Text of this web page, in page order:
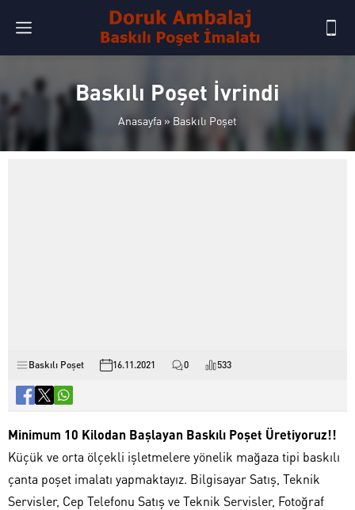
Baskılı Poşet İvrindi
Anasayfa » Baskılı Poşet
Baskılı Poşet 16.11.2021 0 533
Minimum 10 Kilodan Başlayan Baskılı Poşet Üretiyoruz!!
Küçük ve orta ölçekli işletmelere yönelik mağaza tipi baskılı
çanta poşet imalatı yapmaktayız. Bilgisayar Satış, Teknik
Servisler, Cep Telefonu Satış ve Teknik Servisler, Fotoğraf